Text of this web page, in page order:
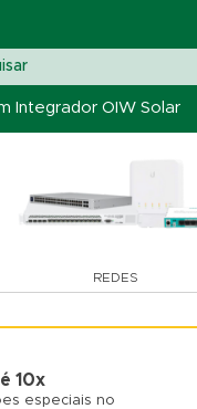
Integrador OIW Solar
REDES
10x
especiais no